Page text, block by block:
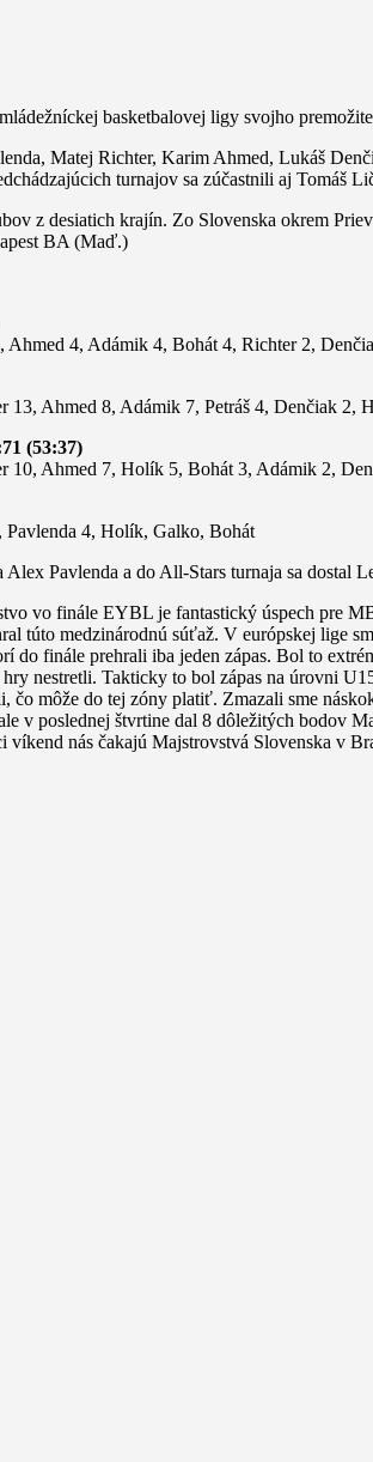
basketbalovej ligy svojho
Matej Richter, Karim Ahmed, Lukáš
turnajov sa zúčastnili aj Tomáš
z desiatich krajín. Zo Slovenska okrem
BA (Maď.)
Ahmed 4, Adámik 4, Bohát 4, Richter 2,
13, Ahmed 8, Adámik 7, Petráš 4, Denčiak 2,
(53:37)
10, Ahmed 7, Holík 5, Bohát 3, Adámik 2,
Pavlenda 4, Holík, Galko, Bohát
Pavlenda a do All-Stars turnaja sa dostal
vo finále EYBL je fantastický úspech pre
túto medzinárodnú súťaž. V európskej lige
finále prehrali iba jeden zápas. Bol to
nestretli. Takticky to bol zápas na úrovni
môže do tej zóny platiť. Zmazali sme
v poslednej štvrtine dal 8 dôležitých bodov
nás čakajú Majstrovstvá Slovenska v